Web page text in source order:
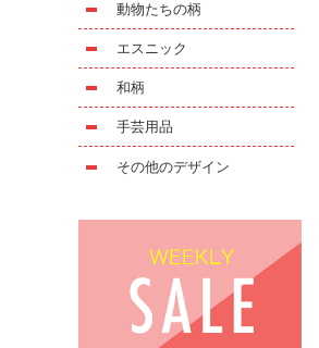
動物たちの柄
エスニック
和柄
手芸用品
その他のデザイン